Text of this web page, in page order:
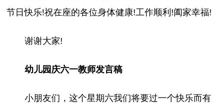
节日快乐!祝在座的各位身体健康!工作顺利!阖家幸福!
谢谢大家!
幼儿园庆六一教师发言稿
小朋友们，这个星期六我们将要过一个快乐而有